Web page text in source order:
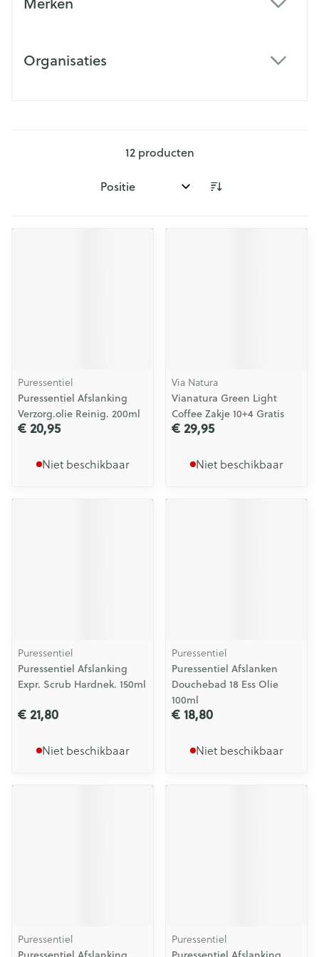
Organisaties
12producten
Sorteer op:
Puressentiel
Puressentiel Afslanking
Verzorg.olie Reinig. 200ml
€ 20,95
Niet beschikbaar
Via Natura
Vianatura Green Light
Coffee Zakje 10+4 Gratis
€ 29,95
Niet beschikbaar
Puressentiel
Puressentiel Afslanking
Expr. Scrub Hardnek. 150ml
€ 21,80
Niet beschikbaar
Puressentiel
Puressentiel Afslanken
Douchebad 18 Ess Olie
100ml
€ 18,80
Niet beschikbaar
Puressentiel
Puressentiel